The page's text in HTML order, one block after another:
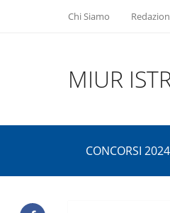
Chi Siamo
MIUR
CONCORSI 2024